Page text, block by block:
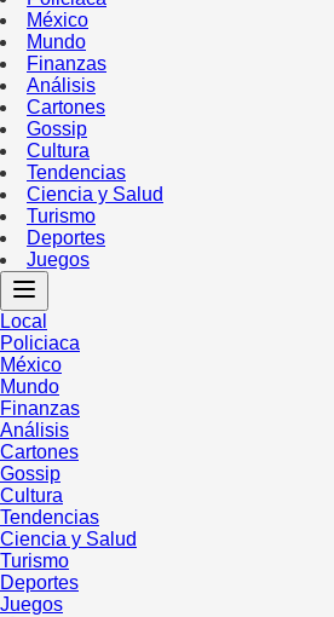
México
Mundo
Finanzas
Análisis
Cartones
Gossip
Cultura
Tendencias
Ciencia y Salud
Turismo
Deportes
Juegos
Local
Policiaca
México
Mundo
Finanzas
Análisis
Cartones
Gossip
Cultura
Tendencias
Ciencia y Salud
Turismo
Deportes
Juegos